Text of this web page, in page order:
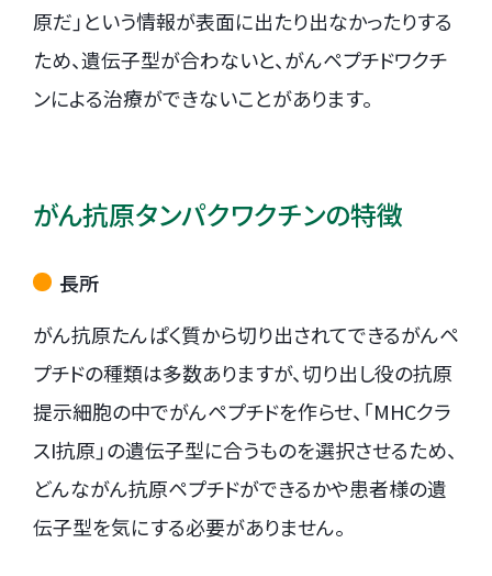
原だ」という情報が表面に出たり出なかったりする
ため、遺伝子型が合わないと、がんペプチドワクチ
ンによる治療ができないことがあります。
がん抗原タンパクワクチンの特徴
長所
がん抗原たんぱく質から切り出されてできるがんペ
プチドの種類は多数ありますが、切り出し役の抗原
提示細胞の中でがんペプチドを作らせ、「MHCクラ
スI抗原」の遺伝子型に合うものを選択させるため、
どんながん抗原ペプチドができるかや患者様の遺
伝子型を気にする必要がありません。